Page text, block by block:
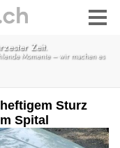
Sturz
Spital